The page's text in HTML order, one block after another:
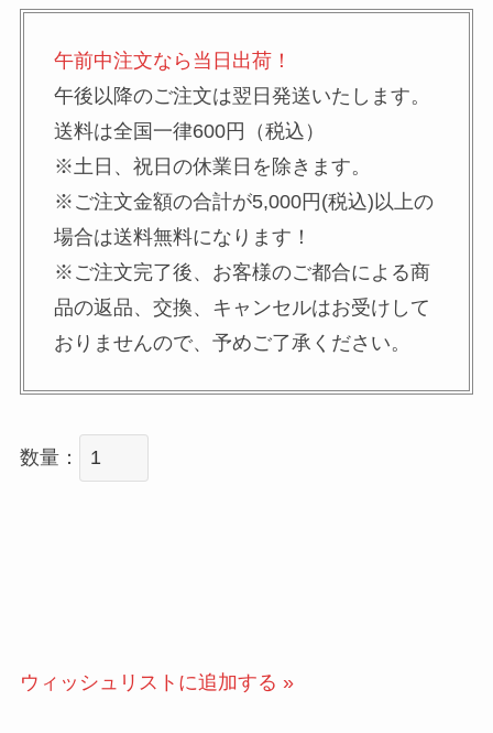
午前中注文なら当日出荷！
午後以降のご注文は翌日発送いたします。
送料は全国一律600円（税込）
※土日、祝日の休業日を除きます。
※ご注文金額の合計が5,000円(税込)以上の
場合は送料無料になります！
※ご注文完了後、お客様のご都合による商
品の返品、交換、キャンセルはお受けして
おりませんので、予めご了承ください。
数量：
ウィッシュリストに追加する »